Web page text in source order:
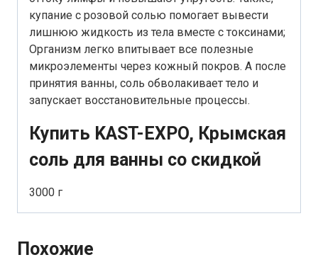
купание с розовой солью помогает вывести
лишнюю жидкость из тела вместе с токсинами;
Организм легко впитывает все полезные
микроэлементы через кожный покров. А после
принятия ванны, соль обволакивает тело и
запускает восстановительные процессы.
Купить KAST-EXPO, Крымская
соль для ванны со скидкой
3000 г
Похожие